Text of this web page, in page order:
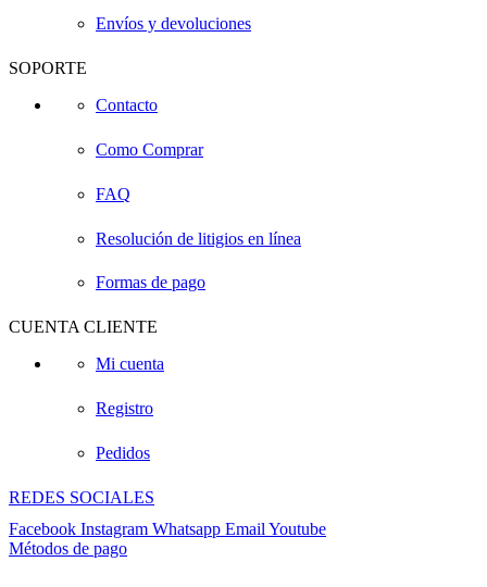
Envíos y devoluciones
SOPORTE
Contacto
Como Comprar
FAQ
Resolución de litigios en línea
Formas de pago
CUENTA CLIENTE
Mi cuenta
Registro
Pedidos
REDES SOCIALES
Facebook Instagram Whatsapp Email Youtube
Métodos de pago